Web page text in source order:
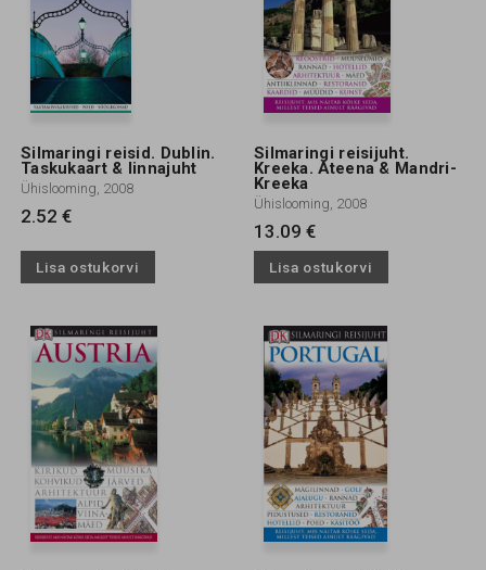
Silmaringi reisid. Dublin.
Taskukaart & linnajuht
Ühislooming, 2008
2.52 €
Lisa ostukorvi
Silmaringi reisijuht.
Kreeka. Ateena & Mandri-
Kreeka
Ühislooming, 2008
13.09 €
Lisa ostukorvi